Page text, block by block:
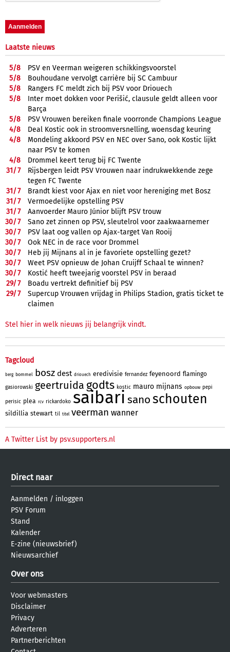
Laatste nieuws
5/8
PSV en Veerman weigeren schikkingsvoorstel
5/8
Bouhoudane vervolgt carrière bij SC Cambuur
5/8
Rangers FC meldt zich bij PSV voor Driouech
5/8
Inter moet dokken voor Perišić, clausule geldt alleen voor
Barça
5/8
PSV Vrouwen bereiken finale voorronde Champions League
4/8
Deal Kostic ook in stroomversnelling, woensdag keuring
4/8
Mondeling akkoord PSV en NEC over Sano, ook Kostic lijkt
naar PSV te komen
4/8
Drommel keert terug bij FC Twente
31/7
Rijsbergen leidt PSV Vrouwen naar indrukwekkende zege
tegen FC Twente
31/7
Brandt kiest voor Ajax en niet voor hereniging met Bosz
31/7
Vermoedelijke opstelling PSV
31/7
Aanvoerder Mauro Júnior blijft PSV trouw
30/7
Sano zet zinnen op PSV, sleutelrol voor zaakwaarnemer
30/7
PSV laat oog vallen op Ajax-target Van Rooij
30/7
Ook NEC in de race voor Drommel
30/7
Heb jij Mijnans al in je favoriete opstelling gezet?
30/7
Weet PSV opnieuw de Johan Cruijff Schaal te winnen?
30/7
Kostić heeft tweejarig voorstel PSV in beraad
29/7
Boadu vertrekt definitief bij PSV
29/7
Supercup Vrouwen vrijdag in Philips Stadion, gratis ticket te
claimen
Stel hier in welk nieuws jij belangrijk vindt.
Tagcloud
berg bommel bosz dest driouech eredivisie fernandez feyenoord flamingo
gasiorowski geertruida godts kostic mauro mijnans opbouw pepi
perisic plea rcv rickardoko saibari sanoschouten
sildillia stewart til titel veerman wanner
A Twitter List by psv.supporters.nl
Direct naar
Aanmelden / inloggen
PSV Forum
Stand
Kalender
E-zine (nieuwsbrief)
Nieuwsarchief
Over ons
Voor webmasters
Disclaimer
Privacy
Adverteren
Partnerberichten